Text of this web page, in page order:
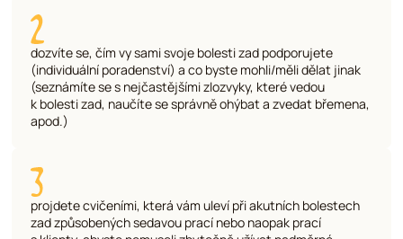
dozvíte se, čím vy sami svoje bolesti zad podporujete
(individuální poradenství) a co byste mohli/měli dělat jinak
(seznámíte se s nejčastějšími zlozvyky, které vedou
k bolesti zad, naučíte se správně ohýbat a zvedat břemena,
apod.)
projdete cvičeními, která vám uleví při akutních bolestech
zad způsobených sedavou prací nebo naopak prací